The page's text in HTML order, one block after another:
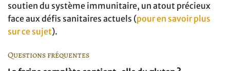
soutien du système immunitaire, un atout précieux
face aux défis sanitaires actuels (pour en savoir plus
sur ce sujet).
Questions fréquentes